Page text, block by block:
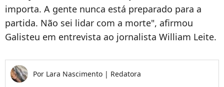
importa. A gente nunca está preparado para a
partida. Não sei lidar com a morte", afirmou
Galisteu em entrevista ao jornalista William Leite.
Por Lara Nascimento | Redatora